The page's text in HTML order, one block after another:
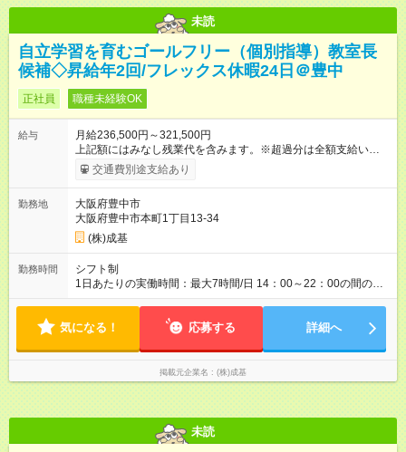
未読
自立学習を育むゴールフリー（個別指導）教室長
候補◇昇給年2回/フレックス休暇24日＠豊中
正社員 職種未経験OK
給与
月給236,500円～321,500円
上記額にはみなし残業代を含みます。※超過分は全額支給いたし
ます。 みなし残業代 44,289円 ～ 60,206円／月 みなし残業時
間 30時間／月 【試用期間】試用期間あり 試用期間の長さ：3ヶ
更なし
交通費別途支給あり
勤務地
大阪府豊中市
大阪府豊中市本町1丁目13-34
(株)成基
勤務時間
シフト制
1日あたりの実働時間：最大7時間/日 14：00～22：00の間のシ
フト制（実働7時間／休憩1時間）
気になる！ 応募する 詳細へ
掲載元企業名 (株)成基
未読